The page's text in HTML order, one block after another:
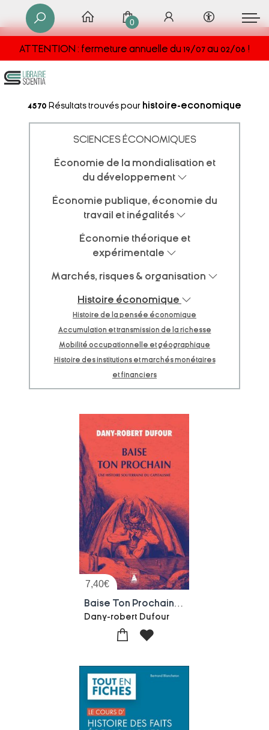
ATTENTION : fermeture annuelle du 19/07 au 02/08 !
0
4570 Résultats trouvés pour histoire-economique
SCIENCES ÉCONOMIQUES
Économie de la mondialisation et
du développement
Économie publique, économie du
travail et inégalités
Économie théorique et
expérimentale
Marchés, risques & organisation
Histoire économique
Histoire de la pensée économique
Accumulation et transmission de la richesse
Mobilité occupationnelle et géographique
Histoire des institutions et marchés monétaires
et financiers
7,40€
Dany-robert Dufour